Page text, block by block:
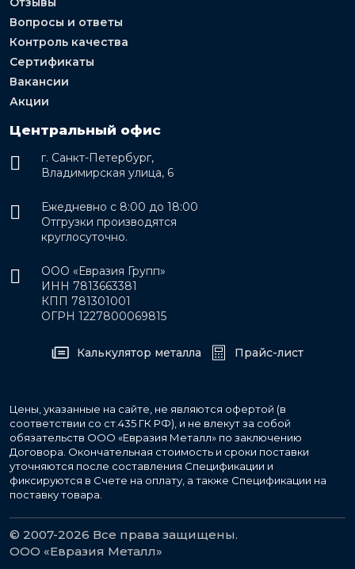
Вопросы и ответы
Контроль качества
Сертификаты
Вакансии
Акции
Центральный офис
г. Санкт-Петербург,
Владимирская улица, 6
Ежедневно с 8:00 до 18:00
Отгрузки производятся
круглосуточно.
ООО «Евразия Групп»
ИНН 7813663381
КПП 781301001
ОГРН 1227800069815
Калькулятор металла Прайс-лист
Цены, указанные на сайте, не являются офертой (в
соответствии со ст.435 ГК РФ), и не влекут за собой
обязательств ООО «Евразия Металл» по заключению
Договора. Окончательная стоимость и сроки поставки
уточняются после составления Спецификации и
фиксируются в Счете на оплату, а также Спецификации на
поставку товара.
© 2007-2026 Все права защищены.
ООО «Евразия Металл»